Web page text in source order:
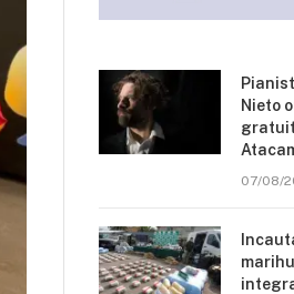
Nieto
07/08/